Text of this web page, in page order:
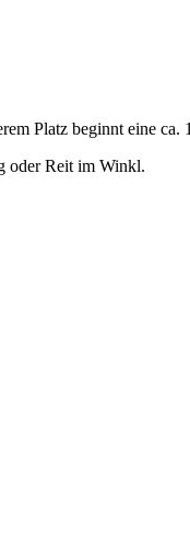
Platz beginnt eine
oder Reit im Winkl.